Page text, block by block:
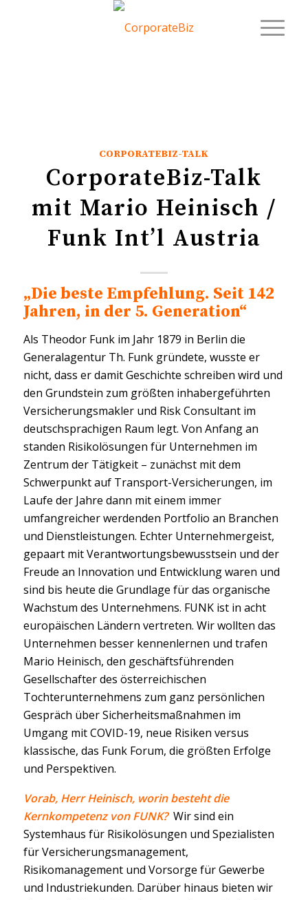
CORPORATEBIZ-TALK
CorporateBiz-Talk
mit Mario Heinisch /
Funk Int’l Austria
„Die beste Empfehlung. Seit 142
Jahren, in der 5. Generation“
Als Theodor Funk im Jahr 1879 in Berlin die
Generalagentur Th. Funk gründete, wusste er
nicht, dass er damit Geschichte schreiben wird und
den Grundstein zum größten inhabergeführten
Versicherungsmakler und Risk Consultant im
deutschsprachigen Raum legt. Von Anfang an
standen Risikolösungen für Unternehmen im
Zentrum der Tätigkeit – zunächst mit dem
Schwerpunkt auf Transport-Versicherungen, im
Laufe der Jahre dann mit einem immer
umfangreicher werdenden Portfolio an Branchen
und Dienstleistungen. Echter Unternehmergeist,
gepaart mit Verantwortungsbewusstsein und der
Freude an Innovation und Entwicklung waren und
sind bis heute die Grundlage für das organische
Wachstum des Unternehmens. FUNK ist in acht
europäischen Ländern vertreten. Wir wollten das
Unternehmen besser kennenlernen und trafen
Mario Heinisch, den geschäftsführenden
Gesellschafter des österreichischen
Tochterunternehmens zum ganz persönlichen
Gespräch über Sicherheitsmaßnahmen im
Umgang mit COVID-19, neue Risiken versus
klassische, das Funk Forum, die größten Erfolge
und Perspektiven.
Vorab, Herr Heinisch, worin besteht die
Kernkompetenz von FUNK? Wir sind ein
Systemhaus für Risikolösungen und Spezialisten
für Versicherungsmanagement,
Risikomanagement und Vorsorge für Gewerbe
und Industriekunden. Darüber hinaus bieten wir